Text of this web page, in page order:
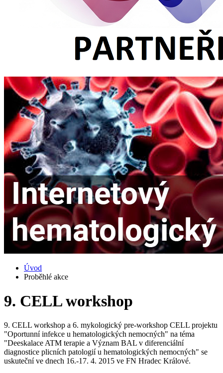
Úvod
Proběhlé akce
9. CELL workshop
9. CELL workshop a 6. mykologický pre-workshop CELL projektu
"Oportunní infekce u hematologických nemocných" na téma
"Deeskalace ATM terapie a Význam BAL v diferenciální
diagnostice plicních patologií u hematologických nemocných" se
uskuteční ve dnech 16.-17. 4. 2015 ve FN Hradec Králové.